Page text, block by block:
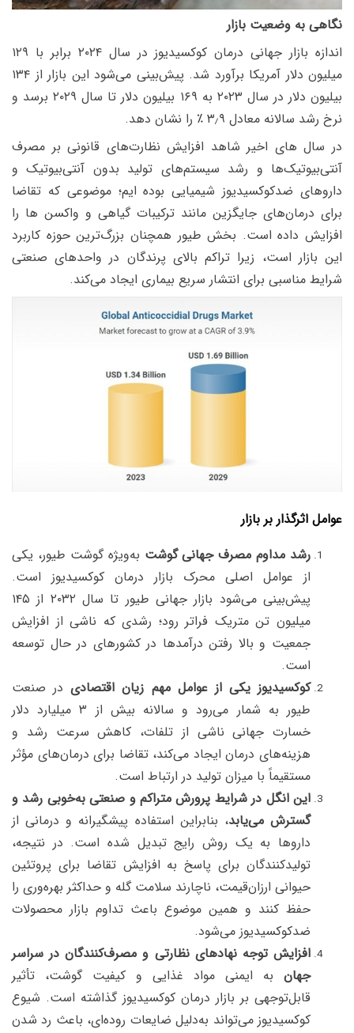
نگاهی به وضعیت بازار
اندازه بازار جهانی درمان کوکسیدیوز در سال ۲۰۲۴ برابر با ۱۲۹
میلیون دلار آمریکا برآورد شد. پیش‌بینی می‌شود این بازار از ۱۳۴
بیلیون دلار در سال ۲۰۲۳ به ۱۶۹ بیلیون دلار تا سال ۲۰۲۹ برسد و
نرخ رشد سالانه معادل ۳٫۹ ٪ را نشان دهد.
در سال های اخیر شاهد افزایش نظارت‌های قانونی بر مصرف
آنتی‌بیوتیک‌ها و رشد سیستم‌های تولید بدون آنتی‌بیوتیک و
داروهای ضدکوکسیدیوز شیمیایی بوده ایم؛ موضوعی که تقاضا
برای درمان‌های جایگزین مانند ترکیبات گیاهی و واکسن ها را
افزایش داده است. بخش طیور همچنان بزرگ‌ترین حوزه کاربرد
این بازار است، زیرا تراکم بالای پرندگان در واحدهای صنعتی
شرایط مناسبی برای انتشار سریع بیماری ایجاد می‌کند.
عوامل اثرگذار بر بازار
رشد مداوم مصرف جهانی گوشت به‌ویژه گوشت طیور، یکی
از عوامل اصلی محرک بازار درمان کوکسیدیوز است.
پیش‌بینی می‌شود بازار جهانی طیور تا سال ۲۰۳۲ از ۱۴۵
میلیون تن متریک فراتر رود؛ رشدی که ناشی از افزایش
جمعیت و بالا رفتن درآمدها در کشورهای در حال توسعه
است.
کوکسیدیوز یکی از عوامل مهم زیان اقتصادیدر صنعت
طیور به شمار می‌رود و سالانه بیش از ۳ میلیارد دلار
خسارت جهانی ناشی از تلفات، کاهش سرعت رشد و
هزینه‌های درمان ایجاد می‌کند، تقاضا برای درمان‌های مؤثر
مستقیماً با میزان تولید در ارتباط است.
این انگل در شرایط پرورش متراکم و صنعتی به‌خوبی رشد و
گسترش می‌یابد، بنابراین استفاده پیشگیرانه و درمانی از
داروها به یک روش رایج تبدیل شده است. در نتیجه،
تولیدکنندگان برای پاسخ به افزایش تقاضا برای پروتئین
حیوانی ارزان‌قیمت، ناچارند سلامت گله و حداکثر بهره‌وری را
حفظ کنند و همین موضوع باعث تداوم بازار محصولات
ضدکوکسیدیوز می‌شود.
افزایش توجه نهادهای نظارتی و مصرف‌کنندگان در سراسر
جهان به ایمنی مواد غذایی و کیفیت گوشت، تأثیر
قابل‌توجهی بر بازار درمان کوکسیدیوز گذاشته است. شیوع
کوکسیدیوز می‌تواند به‌دلیل ضایعات روده‌ای، باعث رد شدن